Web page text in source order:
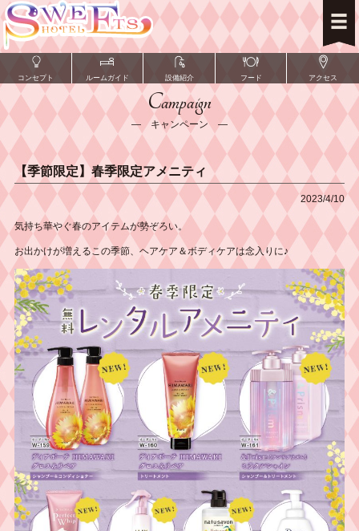
コンセプト ルームガイド 設備紹介 フード アクセス
Campaign
― キャンペーン ―
【季節限定】春季限定アメニティ
2023/4/10
気持ち華やぐ春のアイテムが勢ぞろい。
お出かけが増えるこの季節、ヘアケア＆ボディケアは念入りに♪